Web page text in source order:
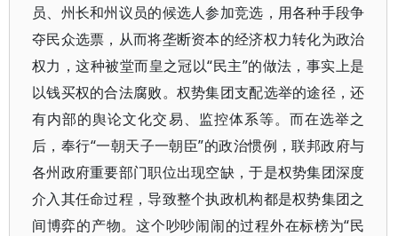
员、州长和州议员的候选人参加竞选，用各种手段争
夺民众选票，从而将垄断资本的经济权力转化为政治
权力，这种被堂而皇之冠以“民主”的做法，事实上是
以钱买权的合法腐败。权势集团支配选举的途径，还
有内部的舆论文化交易、监控体系等。而在选举之
后，奉行“一朝天子一朝臣”的政治惯例，联邦政府与
各州政府重要部门职位出现空缺，于是权势集团深度
介入其任命过程，导致整个执政机构都是权势集团之
间博弈的产物。这个吵吵闹闹的过程外在标榜为“民